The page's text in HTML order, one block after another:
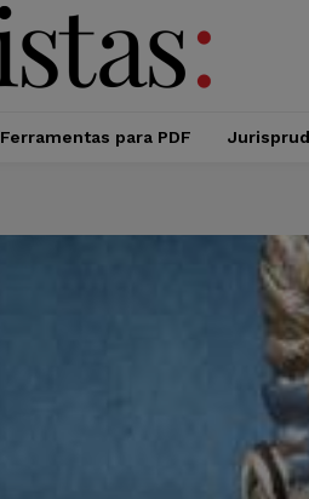
Ferramentas para PDF